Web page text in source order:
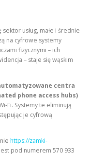
usług, małe i średnie
na cyfrowe systemy
fizycznymi – ich
– staje się wąskim
centra
phone access hubs)
Fi. Systemy te eliminują
je cyfrową
https://zamki-
pod numerem 570 933